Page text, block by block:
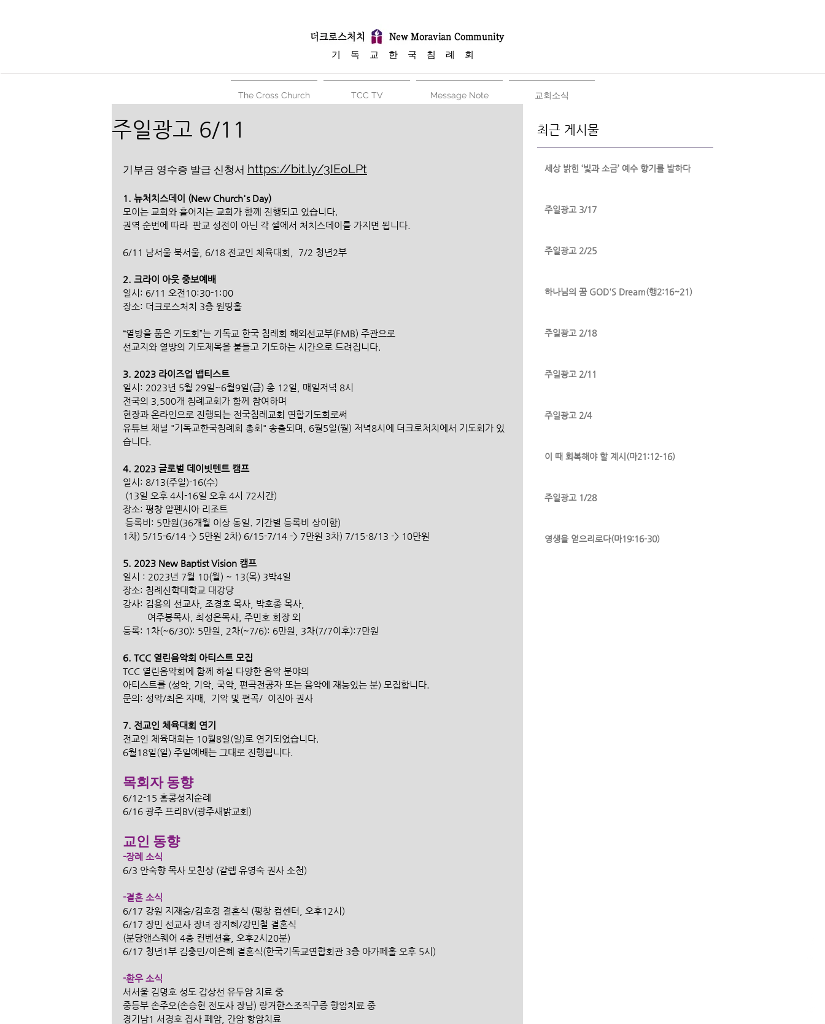
​기 독 교 한 국 침 례 회
The Cross Church TCC TV Message Note 교회소식
주일광고 6/11
기부금 영수증 발급 신청서 https://bit.ly/3IEoLPt
1. 뉴처치스데이 (New Church's Day)
모이는 교회와 흩어지는 교회가 함께 진행되고 있습니다.
권역 순번에 따라  판교 성전이 아닌 각 셀에서 처치스데이를 가지면 됩니다.
6/11 남서울 북서울, 6/18 전교인 체육대회, 7/2 청년2부
2. 크라이 아웃 중보예배
일시: 6/11 오전10:30-1:00
장소: 더크로스처치 3층 원띵홀
“열방을 품은 기도회”는 기독교 한국 침례회 해외선교부(FMB) 주관으로
선교지와 열방의 기도제목을 붙들고 기도하는 시간으로 드려집니다.
3. 2023 라이즈업 뱁티스트
일시: 2023년 5월 29일~6월9일(금) 총 12일, 매일저녁 8시
전국의 3,500개 침례교회가 함께 참여하며
현장과 온라인으로 진행되는 전국침례교회 연합기도회로써
유튜브 채널 "기독교한국침례회 총회" 송출되며, 6월5일(월) 저녁8시에 더크로처치에서 기도회가 있
습니다.
4. 2023 글로벌 데이빗텐트 캠프
일시: 8/13(주일)-16(수)
(13일 오후 4시-16일 오후 4시 72시간)
장소: 평창 알펜시아 리조트
등록비: 5만원(36개월 이상 동일. 기간별 등록비 상이함)
1차) 5/15-6/14 -> 5만원 2차) 6/15-7/14 -> 7만원 3차) 7/15-8/13 -> 10만원
5. 2023 New Baptist Vision 캠프
일시 : 2023년 7월 10(월) ~ 13(목) 3박4일
장소: 침례신학대학교 대강당
강사: 김용의 선교사, 조경호 목사, 박호종 목사,
          여주봉목사, 최성은목사, 주민호 회장 외
등록: 1차(~6/30): 5만원, 2차(~7/6): 6만원, 3차(7/7이후):7만원
6. TCC 열린음악회 아티스트 모집
TCC 열린음악회에 함께 하실 다양한 음악 분야의
아티스트를 (성악, 기악, 국악, 편곡전공자 또는 음악에 재능있는 분) 모집합니다.
문의: 성악/최은 자매,  기악 및 편곡/  이진아 권사
7. 전교인 체육대회 연기
전교인 체육대회는 10월8일(일)로 연기되었습니다.
6월18일(일) 주일예배는 그대로 진행됩니다.
목회자 동향
6/12-15 홍콩성지순례
6/16 광주 프리BV(광주새밝교회)
교인 동향
-장례 소식
6/3 안숙향 목사 모친상 (갈렙 유영숙 권사 소천)
-결혼 소식
6/17 강원 지재승/김호정 결혼식 (평창 컴센터, 오후12시)
6/17 장민 선교사 장녀 장지혜/강민철 결혼식
(분당앤스퀘어 4층 컨벤션홀, 오후2시20분)
6/17 청년1부 김충민/이은혜 결혼식(한국기독교연합회관 3층 아가페홀 오후 5시)
-환우 소식
서서울 김명호 성도 갑상선 유두암 치료 중
중등부 손주오(손승현 전도사 장남) 랑거한스조직구증 항암치료 중
경기남1 서경호 집사 폐암, 간암 항암치료
최근 게시물
세상 밝힌 ‘빛과 소금’ 예수 향기를 발하다
주일광고 3/17
주일광고 2/25
하나님의 꿈 GOD'S Dream(행2:16~21)
주일광고 2/18
주일광고 2/11
주일광고 2/4
이 때 회복해야 할 계시(마21:12-16)
주일광고 1/28
영생을 얻으리로다(마19:16-30)